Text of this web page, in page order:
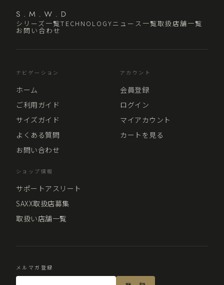
シリーズ一覧TECHNOLOGYニュース一覧取扱店舗一覧
お問い合わせ
ナビゲーション
ホーム
ご利用ガイド
サイズガイド
よくある質問
お問い合わせ
アカウント
会員登録
ログイン
マイアカウント
カートを見る
ショップ情報
サポートアスリート
SAXX取扱店募集
取扱い店舗一覧
メルマガ登録